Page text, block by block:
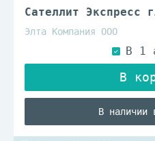
Сателлит Экспресс
Элта Компания ООО
В наличии